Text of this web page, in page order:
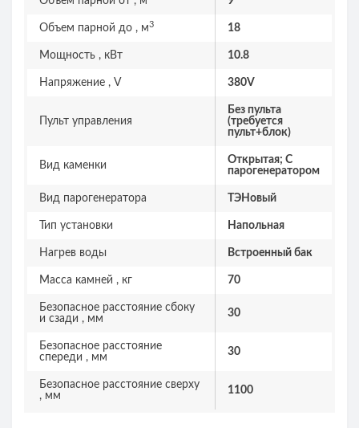
Объем парной до , м3 18
Мощность , кВт 10.8
Напряжение , V 380V
Пульт управления
Без пульта
(требуется
пульт+блок)
Вид каменки
Открытая; С
парогенератором
Вид парогенератора ТЭНовый
Тип установки Напольная
Нагрев воды Встроенный бак
Масса камней , кг 70
Безопасное расстояние сбоку
и сзади , мм
30
Безопасное расстояние
спереди , мм
30
Безопасное расстояние сверху
, мм
1100